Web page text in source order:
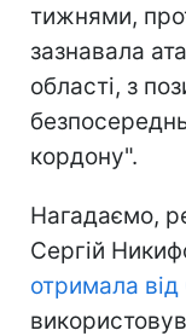
тижнями,
зазнавала
області, з
кордону".
Нагадаємо,
Сергій
отримала